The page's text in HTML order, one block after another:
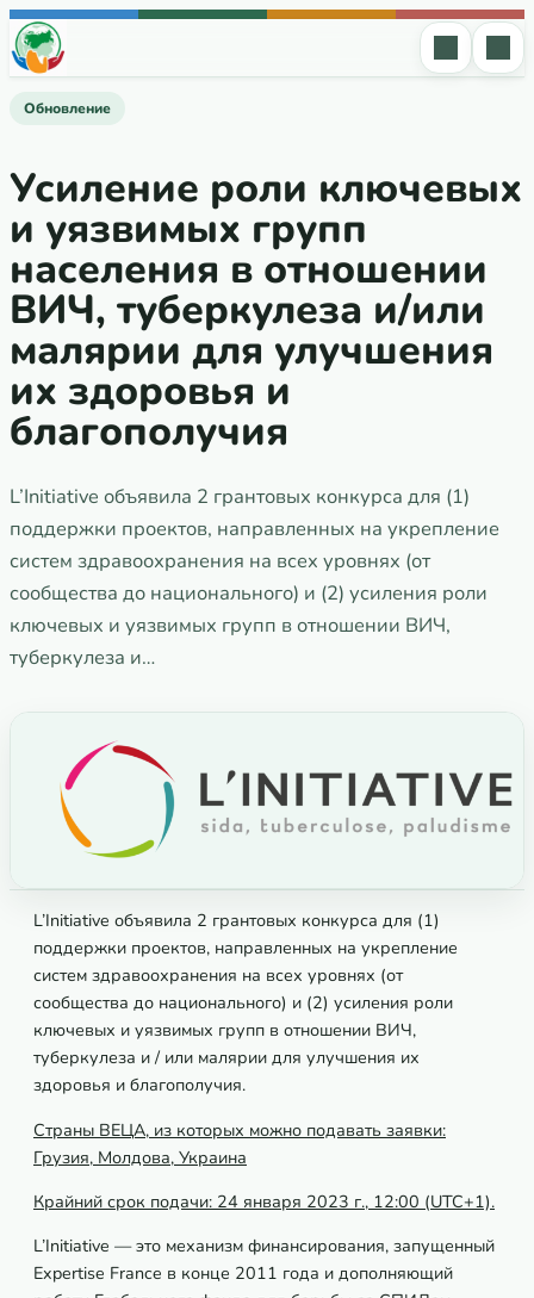
Перейти к содержимому
Обновление
Усиление роли ключевых
и уязвимых групп
населения в отношении
ВИЧ, туберкулеза и/или
малярии для улучшения
их здоровья и
благополучия
L’Initiative объявила 2 грантовых конкурса для (1)
поддержки проектов, направленных на укрепление
систем здравоохранения на всех уровнях (от
сообщества до национального) и (2) усиления роли
ключевых и уязвимых групп в отношении ВИЧ,
туберкулеза и…
L’Initiative объявила 2 грантовых конкурса для (1)
поддержки проектов, направленных на укрепление
систем здравоохранения на всех уровнях (от
сообщества до национального) и (2) усиления роли
ключевых и уязвимых групп в отношении ВИЧ,
туберкулеза и / или малярии для улучшения их
здоровья и благополучия.
Страны ВЕЦА, из которых можно подавать заявки:
Грузия, Молдова, Украина
Крайний срок подачи: 24 января 2023 г., 12:00 (UTC+1).
L’Initiative — это механизм финансирования, запущенный
Expertise France в конце 2011 года и дополняющий